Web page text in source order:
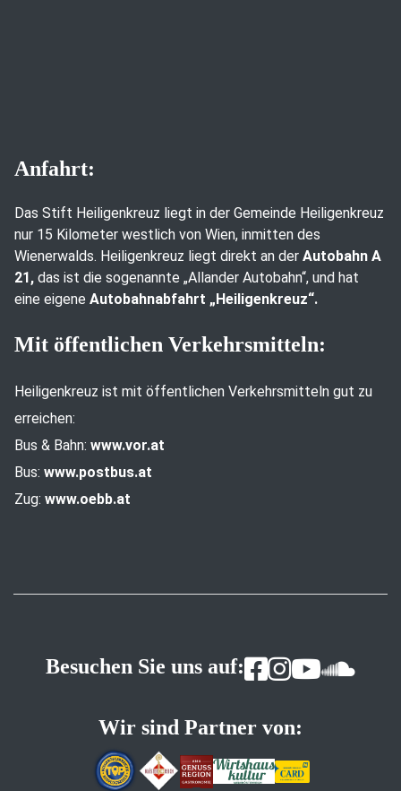
Anfahrt:
Das Stift Heiligenkreuz liegt in der Gemeinde Heiligenkreuz
nur 15 Kilometer westlich von Wien, inmitten des
Wienerwalds. Heiligenkreuz liegt direkt an der Autobahn A
21, das ist die sogenannte „Allander Autobahn“, und hat
eine eigene Autobahnabfahrt „Heiligenkreuz“.
Mit öffentlichen Verkehrsmitteln:
Heiligenkreuz ist mit öffentlichen Verkehrsmitteln gut zu
erreichen:
Bus & Bahn: www.vor.at
Bus: www.postbus.at
Zug: www.oebb.at
Besuchen Sie uns auf:
Wir sind Partner von: